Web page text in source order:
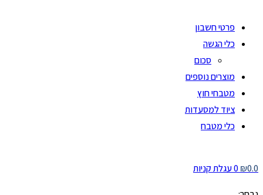
פרטי חשבון
כלי הגשה
סכום
מוצרים נוספים
מטבחי חוץ
ציוד למסעדות
כלי מטבח
₪0.0
0 עגלת קניות